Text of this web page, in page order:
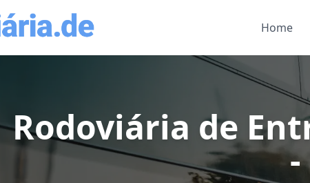
Home
Rodoviária de
-